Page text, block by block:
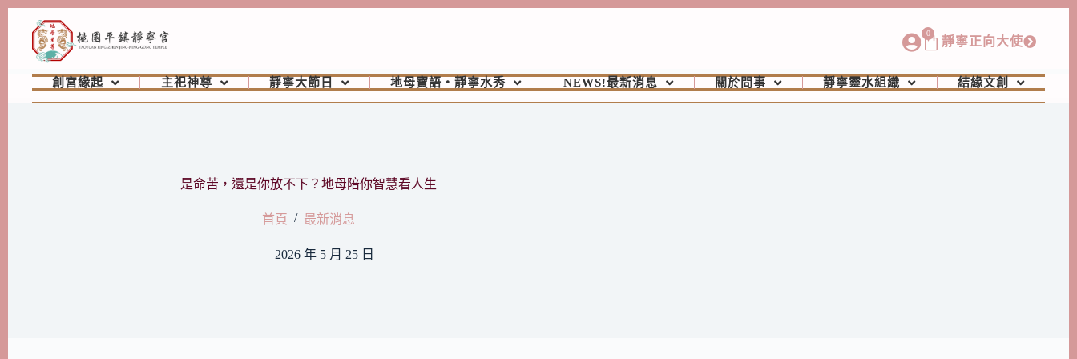
0
靜寧正向大使
創宮緣起 主祀神尊 靜寧大節日 地母寶語‧靜寧水秀 NEWS!最新消息 關於問事 靜寧靈水組織 結緣文創
是命苦，還是你放不下？地母陪你智慧看人生
首頁 / 最新消息
2026 年 5 月 25 日